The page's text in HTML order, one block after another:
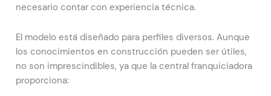
necesario contar con experiencia técnica.
El modelo está diseñado para perfiles diversos. Aunque
los conocimientos en construcción pueden ser útiles,
no son imprescindibles, ya que la central franquiciadora
proporciona: